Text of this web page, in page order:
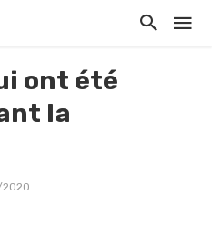
ont été
la